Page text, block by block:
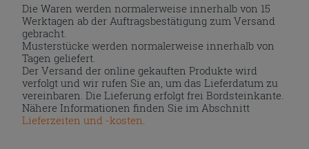
Die Waren werden normalerweise innerhalb von 15
Werktagen ab der Auftragsbestätigung zum Versand
gebracht.
Musterstücke werden normalerweise innerhalb von
Tagen geliefert.
Der Versand der online gekauften Produkte wird
verfolgt und wir rufen Sie an, um das Lieferdatum zu
vereinbaren. Die Lieferung erfolgt frei Bordsteinkante.
Nähere Informationen finden Sie im Abschnitt
Lieferzeiten und -kosten